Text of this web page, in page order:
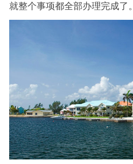
就整个事项都全部办理完成了。